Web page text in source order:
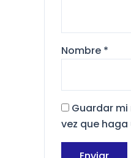
Nombre *
Guardar
vez que